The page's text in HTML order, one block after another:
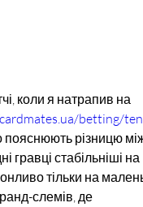
коли я натрапив на
betting/
різницю
гравці стабільніші на
тільки на
слемів, де